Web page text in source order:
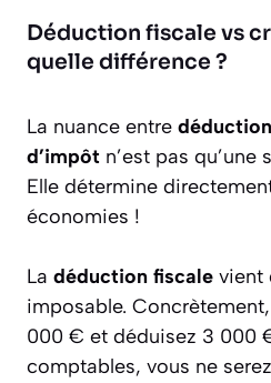
Déduction fiscale vs
quelle différence ?
La nuance entre
d’impôt n’est pas
Elle détermine
économies !
La déduction fiscale vient
imposable.
000 € et déduisez 3 000
comptables, vous ne